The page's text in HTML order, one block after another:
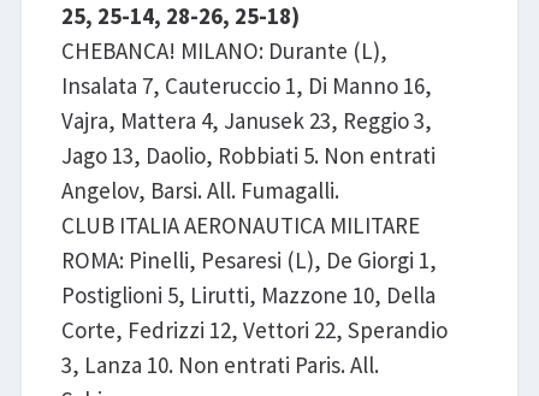
25, 25-14, 28-26, 25-18)
CHEBANCA! MILANO: Durante (L),
Insalata 7, Cauteruccio 1, Di Manno 16,
Vajra, Mattera 4, Janusek 23, Reggio 3,
Jago 13, Daolio, Robbiati 5. Non entrati
Angelov, Barsi. All. Fumagalli.
CLUB ITALIA AERONAUTICA MILITARE
ROMA: Pinelli, Pesaresi (L), De Giorgi 1,
Postiglioni 5, Lirutti, Mazzone 10, Della
Corte, Fedrizzi 12, Vettori 22, Sperandio
3, Lanza 10. Non entrati Paris. All.